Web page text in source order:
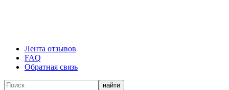
Лента отзывов
FAQ
Обратная связь